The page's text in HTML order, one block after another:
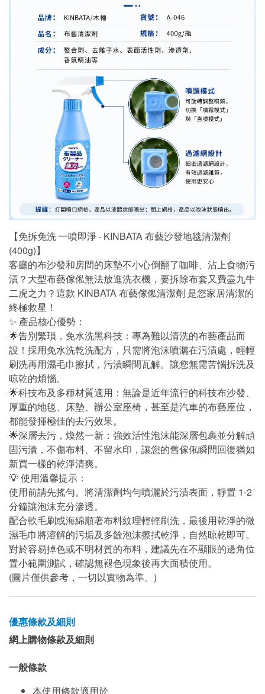
【免拆免洗 一噴即淨 ‧ KINBATA 布藝沙發地毯清潔劑
(400g)】
客廳的布沙發和房間的床墊不小心倒翻了咖啡、沾上食物污
漬？大型布藝傢俬無法放進洗衣機，要拆除布套又費盡九牛
二虎之力？這款 KINBATA 布藝傢俬清潔劑 是您家居清潔的
終極救星！
✨ 產品核心優勢：
🌟告別繁瑣，免水洗黑科技：專為難以清洗的布藝產品而
設！採用免水洗乾洗配方，只需將泡沫噴灑在污漬處，輕輕
刷洗再用濕毛巾擦拭，污漬瞬間瓦解。讓您無需苦惱拆洗及
晾乾的煩惱。
🌟科技布及多種材質適用：無論是近年流行的科技布沙發、
厚重的地毯、床墊、辦公室座椅，甚至是汽車的布藝座位，
都能發揮極佳的去污效果。
🌟深層去污，煥然一新：強效活性泡沫能深層包裹並分解頑
固污漬，不傷布料、不留水印，讓您的舊傢俬瞬間回復猶如
新買一樣的乾淨清爽。
💡 使用溫馨提示：
使用前請先搖勻。將清潔劑均勻噴灑於污漬表面，靜置 1-2
分鐘讓泡沫充分滲透。
配合軟毛刷或海綿順著布料紋理輕輕刷洗，最後用乾淨的微
濕毛巾將溶解的污垢及多餘泡沫擦拭乾淨，自然晾乾即可。
對於容易掉色或不明材質的布料，建議先在不顯眼的邊角位
置小範圍測試，確認無褪色現象後再大面積使用。
(圖片僅供參考，一切以實物為準。)
優惠條款及細則
網上購物條款及細則
一般條款
本使用條款適用於